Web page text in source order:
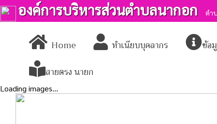
องค์การบริหารส่วนตำบลนากอก ตำ
Home ทำเนียบบุคลากร
ข้อ
สายตรง นายก
Loading images...